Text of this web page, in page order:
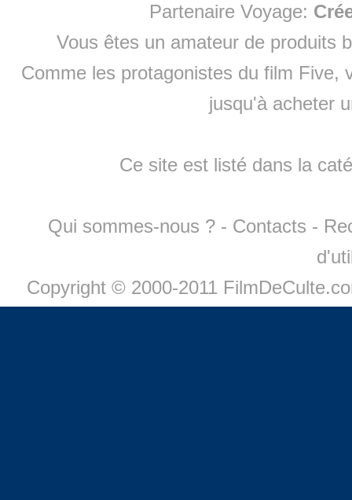
Partenaire Voyage:
Vous êtes un amateur de produits
Comme les protagonistes du film Five,
jusqu'à acheter
Ce site est listé dans la
Qui sommes-nous ? - Contacts -
Copyright © 2000-2011